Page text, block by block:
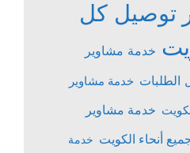
توصيل كل
خدمة مشاوير
الطلبات خدمة مشاوير
خدمة مشاوير
أنحاء الكويت خدمة